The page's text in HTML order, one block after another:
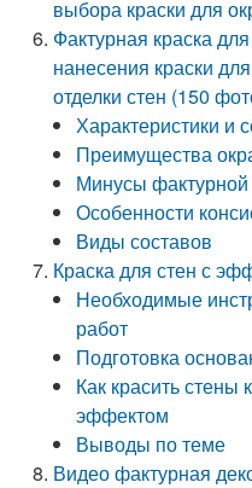
выбора краски для
Фактурная краска
нанесения краски
отделки стен (150
Характеристики и
Преимущества
Минусы фактурной
Особенности
Виды составов
Краска для стен с
Необходимые
работ
Подготовка
Как красить стены
эффектом
Выводы по теме
Видео фактурная